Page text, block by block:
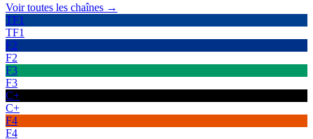
Voir toutes les chaînes →
TF1
TF1
F2
F2
F3
F3
C+
C+
F4
F4